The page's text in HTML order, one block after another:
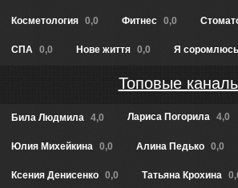
Косметология 0,0 Фитнес 0,0
СПА 0,0 Нове життя 0,0 Я соромлюсь
Топовые
Била Людмила 4,0 Лариса Погорила 4,0
Юлия Михейкина 0,0 Алина Педько 0,0
Ксения Денисенко 0,0 Татьяна Крохина